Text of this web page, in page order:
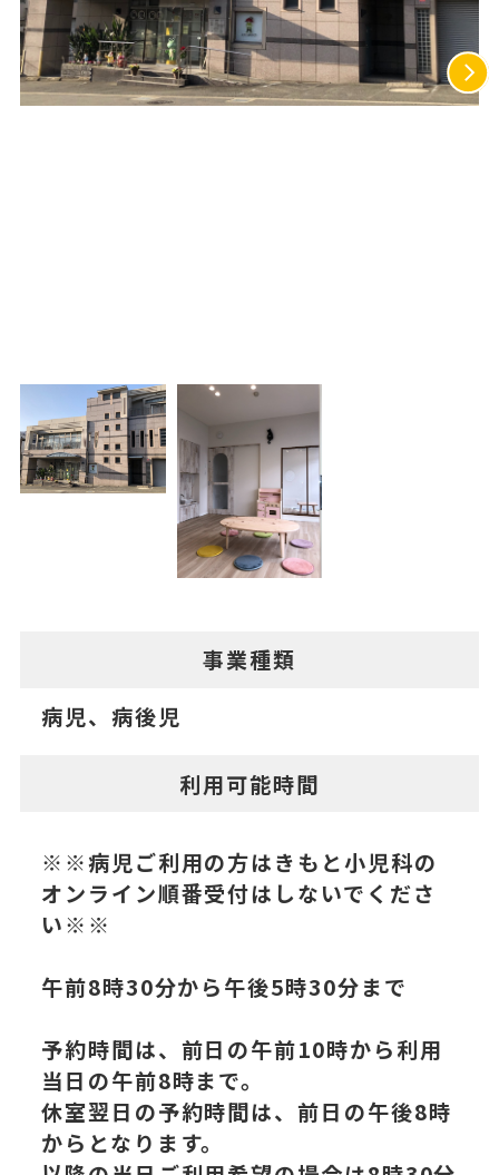
事業種類
病児、病後児
利用可能時間
※※病児ご利用の方はきもと小児科の
オンライン順番受付はしないでくださ
い※※
午前8時30分から午後5時30分まで
予約時間は、前日の午前10時から利用
当日の午前8時まで。
休室翌日の予約時間は、前日の午後8時
からとなります。